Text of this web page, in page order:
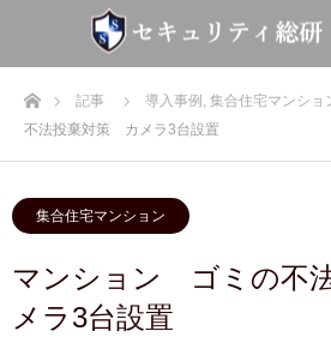
ホーム記事 導入事例 , 集合住宅マンショ
不法投棄対策 カメラ3台設置
集合住宅マンション
マンション ゴミの不
メラ3台設置